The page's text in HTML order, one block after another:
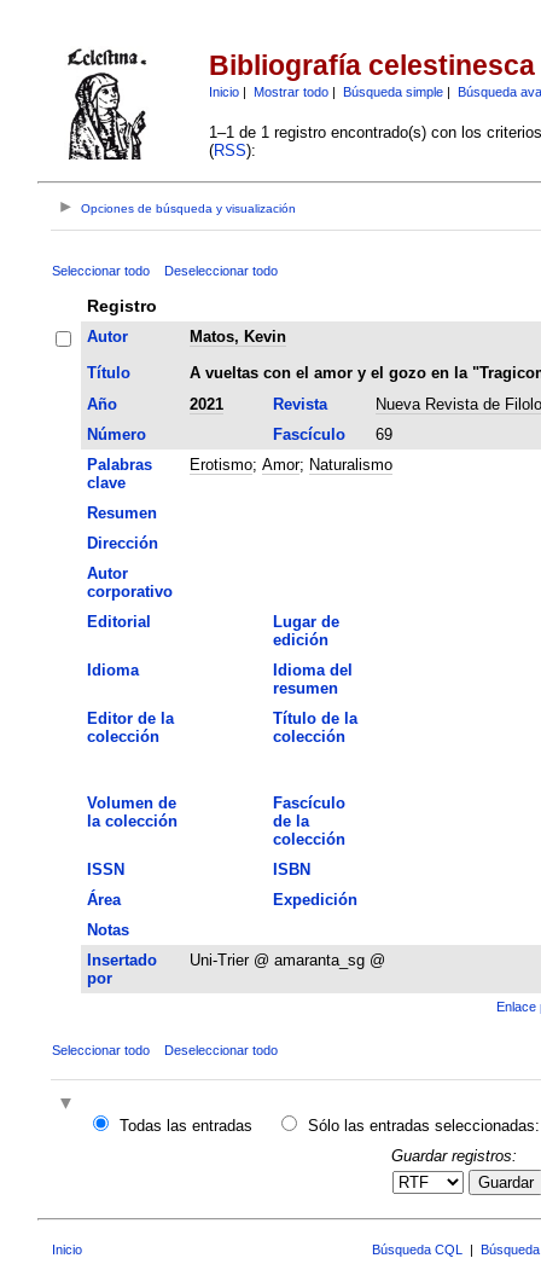
Bibliografía celestinesca
Inicio| Mostrar todo| Búsqueda simple| Búsqueda
1–1 de 1 registro encontrado(s) con los
(RSS):
Opciones de búsqueda y visualización
Seleccionar todo Deseleccionar todo
Registro
Autor
Matos, Kevin
Título
A vueltas con el amor y el gozo en la
Año
2021 Revista
Nueva Revista de
Número
Fascículo
69
Palabras
clave
Erotismo; Amor; Naturalismo
Resumen
Dirección
Autor
corporativo
Editorial
Lugar de
edición
Idioma
Idioma del
resumen
Editor de la
colección
Título de la
colección
Volumen de
la colección
Fascículo
de la
colección
ISSN
ISBN
Área
Expedición
Notas
Insertado
por
Uni-Trier @ amaranta_sg @
Enlace
Seleccionar todo Deseleccionar todo
Todas las entradas
Sólo las entradas seleccionadas:
Guardar registros:
Guardar
Inicio Búsqueda CQL